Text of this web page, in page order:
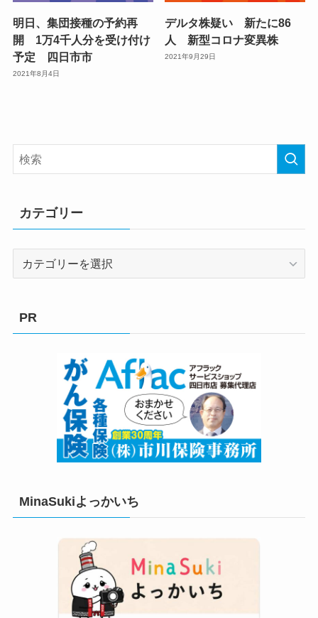
明日、集団接種の予約再
開 1万4千人分を受け付け
予定 四日市市
2021年8月4日
デルタ株疑い 新たに86
人 新型コロナ変異株
2021年9月29日
カテゴリー
PR
MinaSukiよっかいち